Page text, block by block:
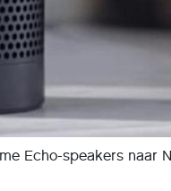
Echo-speakers naar